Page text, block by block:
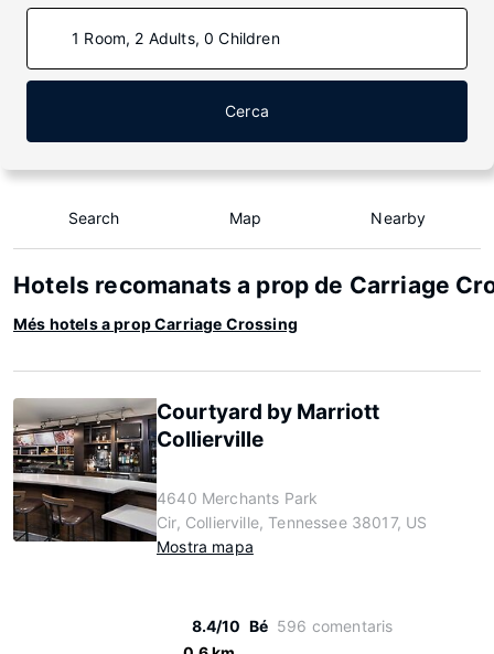
1 Room, 2 Adults, 0 Children
Cerca
Search Map Nearby
Hotels recomanats a prop de Carriage
Més hotels a prop Carriage Crossing
Courtyard by Marriott
Collierville
4640 Merchants Park
Cir, Collierville, Tennessee 38017, US
Mostra mapa
8.4/10 Bé 596 comentaris